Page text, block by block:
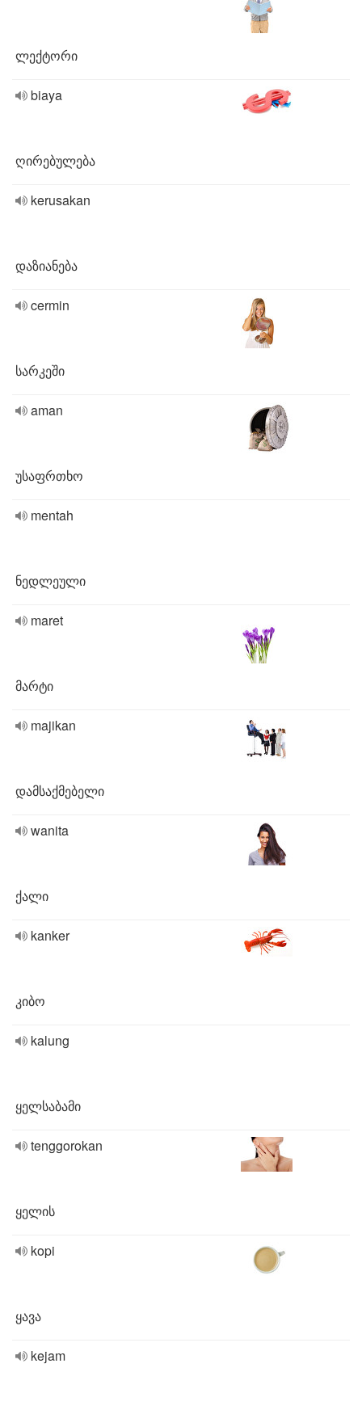
ლექტორი
biaya
ღირებულება
kerusakan
დაზიანება
cermin
სარკეში
aman
უსაფრთხო
mentah
ნედლეული
maret
მარტი
majikan
დამსაქმებელი
wanita
ქალი
kanker
კიბო
kalung
ყელსაბამი
tenggorokan
ყელის
kopi
ყავა
kejam